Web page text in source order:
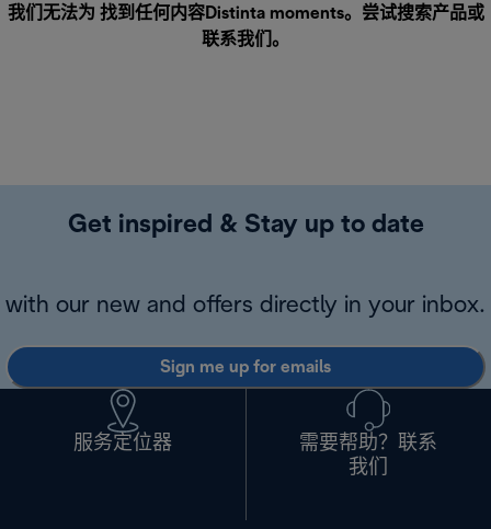
我们无法为 找到任何内容Distinta moments。尝试搜索产品或
联系我们 。
Get inspired & Stay up to date
with our new and offers directly in your inbox.
Sign me up for emails
服务定位器
需要帮助？联系
我们